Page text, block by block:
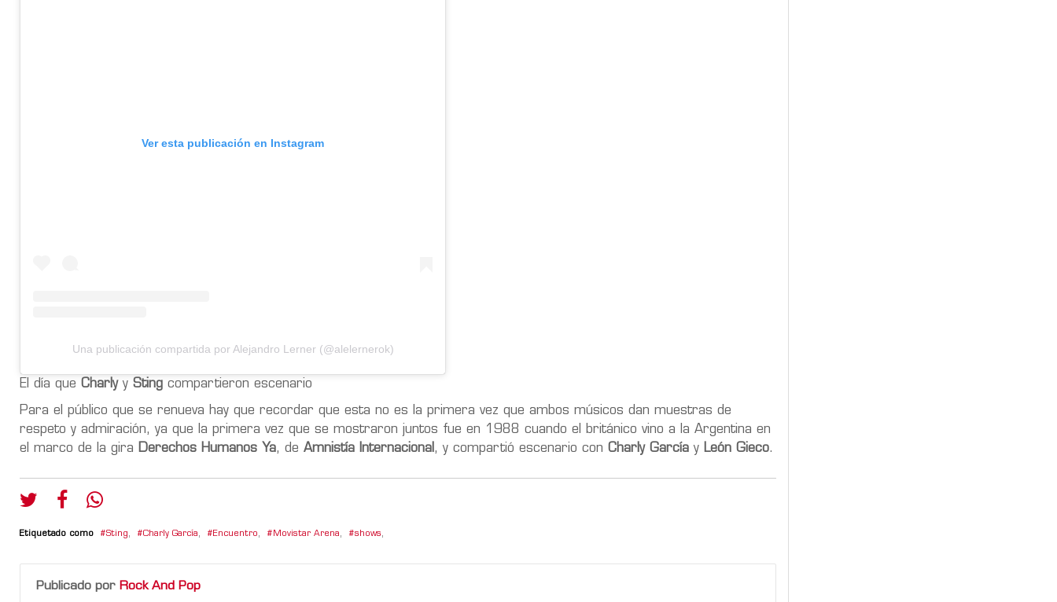
Ver esta publicación en Instagram
Una publicación compartida por Alejandro Lerner (@alelernerok)
El día que Charlyy Sting compartieron escenario
Para el público que se renueva hay que recordar que esta no es la primera vez que ambos músicos dan muestras de
respeto y admiración, ya que la primera vez que se mostraron juntos fue en 1988 cuando el británico vino a la Argentina en
el marco de la gira Derechos Humanos Ya, de Amnistía Internacional , y compartió escenario con Charly García y León Gieco.
Etiquetado como Sting, Charly García, Encuentro, Movistar Arena, shows,
Publicado por Rock And Pop